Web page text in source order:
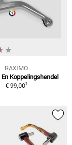
RAXIMO
Koppelingshendel
€ 99,001